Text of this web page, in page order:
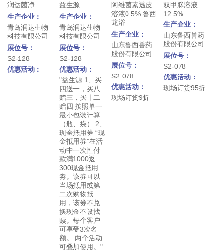
润达菌净
生产企业：
青岛润达生物
科技有限公司
展位号：
S2-128
优惠活动：
益生源
生产企业：
青岛润达生物
科技有限公司
展位号：
S2-128
优惠活动：
"益生源 1、买
四送一，买八
赠三，买十二
赠四 按照单一
最小包装计算
（瓶、袋） 2、
现金抵用券 “现
金抵用券”在活
动中一次性付
款满1000返
300现金抵用
劵。该券可以
当场抵用或第
二次购物抵
用，该券不兑
换现金不设找
赎。每个客户
可享受3次名
额。 两个活动
可叠加使用。"
阿维菌素透皮
溶液0.5% 鲁西
龙浴
生产企业：
山东鲁西兽药
股份有限公司
展位号：
S2-078
优惠活动：
现场订货9折
双甲脒溶液
12.5%
生产企业：
山东鲁西兽药
股份有限公司
展位号：
S2-078
优惠活动：
现场订货95折